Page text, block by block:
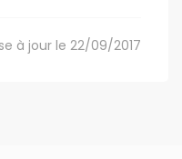
à jour le 22/09/2017